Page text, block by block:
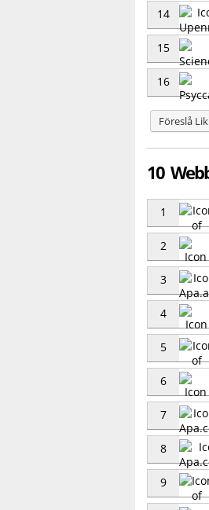
14
15
16
Föreslå
10
1
2
3
4
5
6
7
8
9